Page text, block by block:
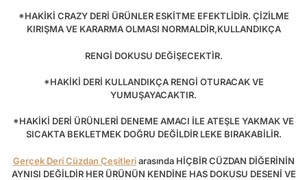
*HAKİKİ CRAZY DERİ ÜRÜNLER ESKİTME EFEKTLİDİR. ÇİZİLME
KIRIŞMA VE KARARMA OLMASI NORMALDİR,KULLANDIKÇA
RENGİ DOKUSU DEĞİŞECEKTİR.
*HAKİKİ DERİ KULLANDIKÇA RENGİ OTURACAK VE
YUMUŞAYACAKTIR.
*HAKİKİ DERİ ÜRÜNLERİ DENEME AMACI İLE ATEŞLE YAKMAK VE
SICAKTA BEKLETMEK DOĞRU DEĞİLDİR LEKE BIRAKABİLİR.
Gerçek Deri Cüzdan Çeşitleriarasında HİÇBİR CÜZDAN DİĞERİNİN
AYNISI DEĞİLDİR HER ÜRÜNÜN KENDİNE HAS DOKUSU DESENİ VE